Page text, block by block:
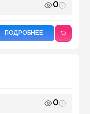
0
ПОДРОБНЕЕ
0